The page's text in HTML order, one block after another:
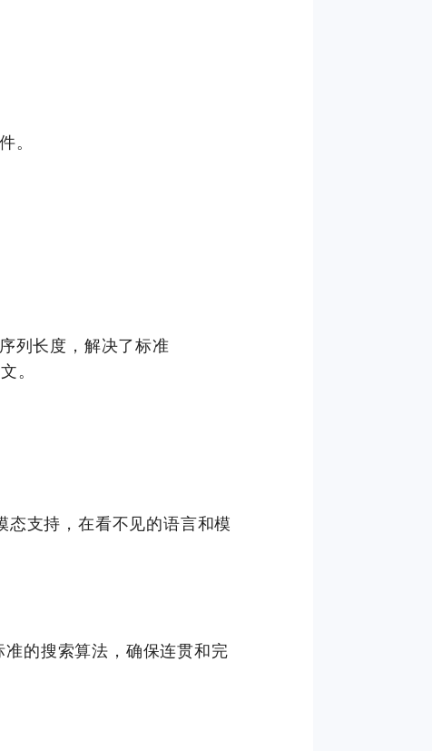
。
列长度，解决了标准
。
支持，在看不见的语言和模
的搜索算法，确保连贯和完